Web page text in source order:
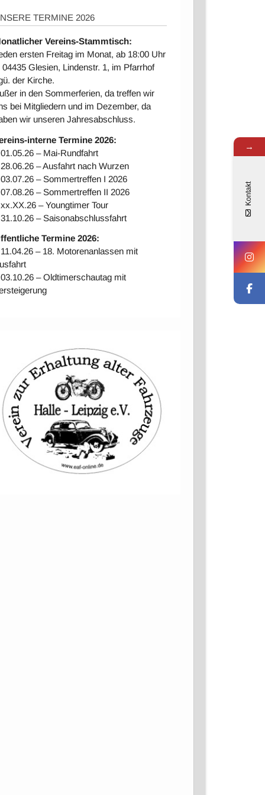
TERMINE 2026
Vereins-Stammtisch:
ersten Freitag im Monat, ab 18:00 Uhr
04435 Glesien, Lindenstr. 1, im Pfarrhof
der Kirche.
in den Sommerferien, da treffen wir
bei Mitgliedern und im Dezember, da
wir unseren Jahresabschluss.
interne Termine 2026:
– Mai-Rundfahrt
– Ausfahrt nach Wurzen
– Sommertreffen I 2026
– Sommertreffen II 2026
– Youngtimer Tour
– Saisonabschlussfahrt
Termine 2026:
– 18. Motorenanlassen mit
– Oldtimerschautag mit
→
Kontakt